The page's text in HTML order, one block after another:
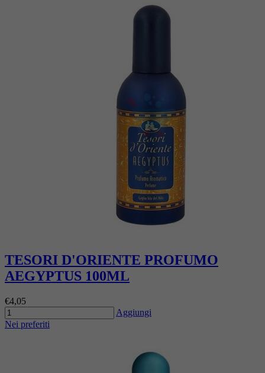
TESORI D'ORIENTE PROFUMO
AEGYPTUS 100ML
€4,05
Aggiungi
Nei preferiti